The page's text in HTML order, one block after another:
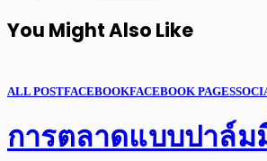
You Might Also Like
ALL POSTFACEBOOKFACEBOOK PAGES
การตลาดแบบปาล์ม